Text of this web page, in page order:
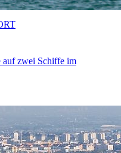
zwei Schiffe im